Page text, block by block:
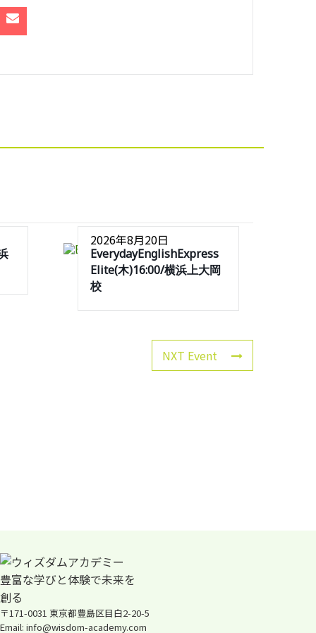
2026年8月20日
EverydayEnglishExpress
Elite(木)16:00/横浜上大岡
校
NXT Event
〒171-0031 東京都豊島区目白2-20-5
Email: info@wisdom-academy.com